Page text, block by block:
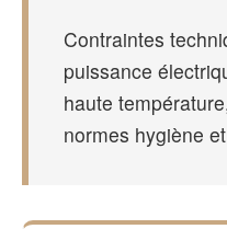
Contraintes
puissance
haute
normes hygiène